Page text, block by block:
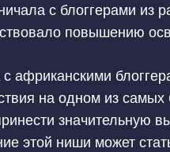
с блоггерами из
повышению
с африканскими
на одном из
значительную
этой ниши может